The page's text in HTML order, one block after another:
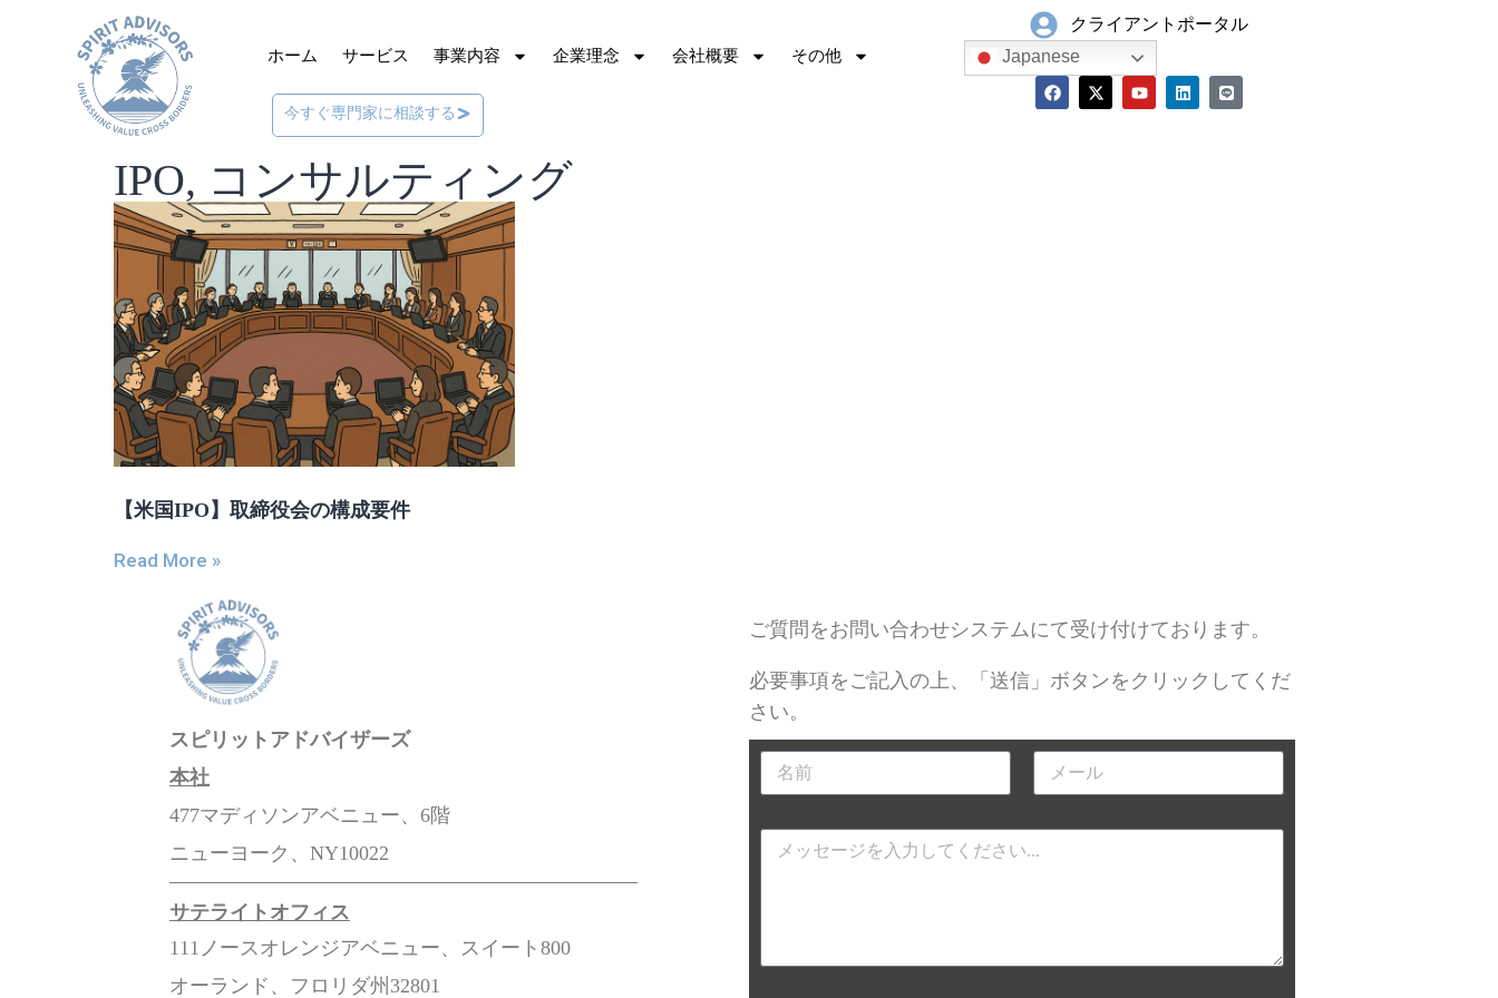
ホーム サービス 事業内容 企業理念 会社概要 その他
今すぐ専門家に相談する
クライアントポータル
Japanese
IPO, コンサルティング
【米国IPO】取締役会の構成要件
Read More »
スピリットアドバイザーズ
本社
477マディソンアベニュー、6階
ニューヨーク、NY10022
サテライトオフィス
111ノースオレンジアベニュー、スイート800
オーランド、フロリダ州32801
ご質問をお問い合わせシステムにて受け付けております。
必要事項をご記入の上、「送信」ボタンをクリックしてくだ
さい。